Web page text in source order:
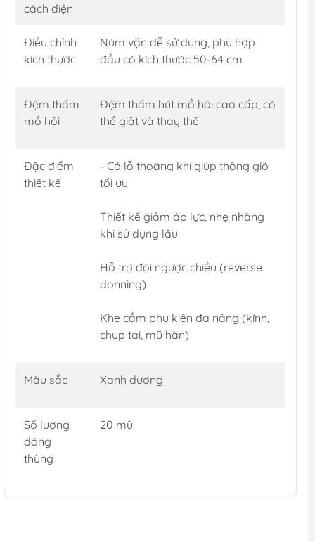
cách điện
Điều chỉnh
kích thước
Núm vặn dễ sử dụng, phù hợp
đầu có kích thước 50-64 cm
Đệm thấm
mồ hôi
Đệm thấm hút mồ hôi cao cấp, có
thể giặt và thay thế
Đặc điểm
thiết kế
- Có lỗ thoáng khí giúp thông gió
tối ưu
Thiết kế giảm áp lực, nhẹ nhàng
khi sử dụng lâu
Hỗ trợ đội ngược chiều (reverse
donning)
Khe cắm phụ kiện đa năng (kính,
chụp tai, mũ hàn)
Màu sắc Xanh dương
Số lượng
đóng
thùng
20 mũ